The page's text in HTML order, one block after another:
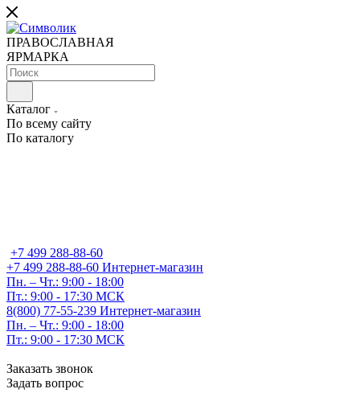
ПРАВОСЛАВНАЯ
ЯРМАРКА
Каталог
По всему сайту
По каталогу
+7 499 288-88-60
+7 499 288-88-60 Интернет-магазин
Пн. – Чт.: 9:00 - 18:00
Пт.: 9:00 - 17:30 МСК
8(800) 77-55-239 Интернет-магазин
Пн. – Чт.: 9:00 - 18:00
Пт.: 9:00 - 17:30 МСК
Заказать звонок
Задать вопрос